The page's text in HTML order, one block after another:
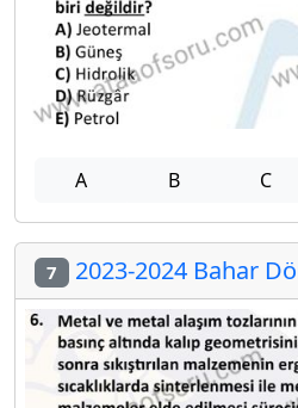
A B C
7 2023-2024 Bahar